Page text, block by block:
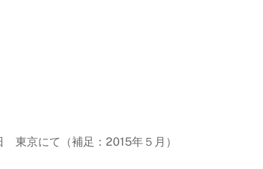
京にて（補足：2015年５月）